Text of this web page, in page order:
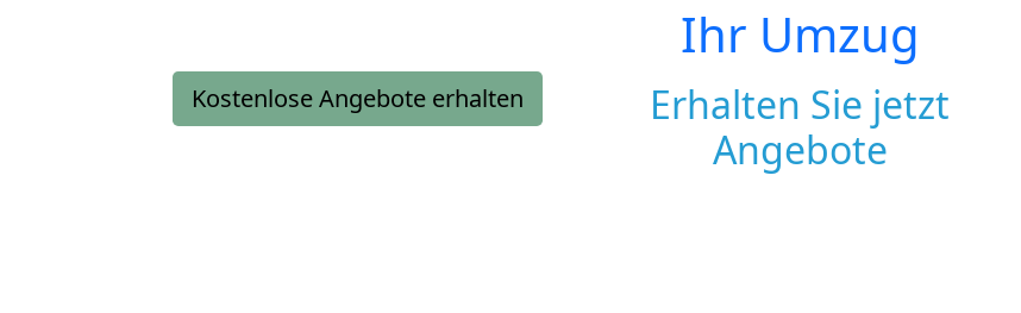
Kostenlose Angebote erhalten
Ihr Umzug
Erhalten Sie jetzt
Angebote